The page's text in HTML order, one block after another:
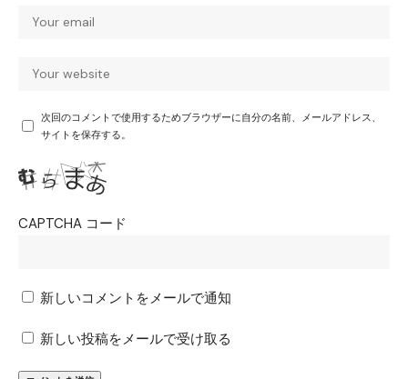
次回のコメントで使用するためブラウザーに自分の名前、メールアドレス、
サイトを保存する。
CAPTCHA コード
新しいコメントをメールで通知
新しい投稿をメールで受け取る